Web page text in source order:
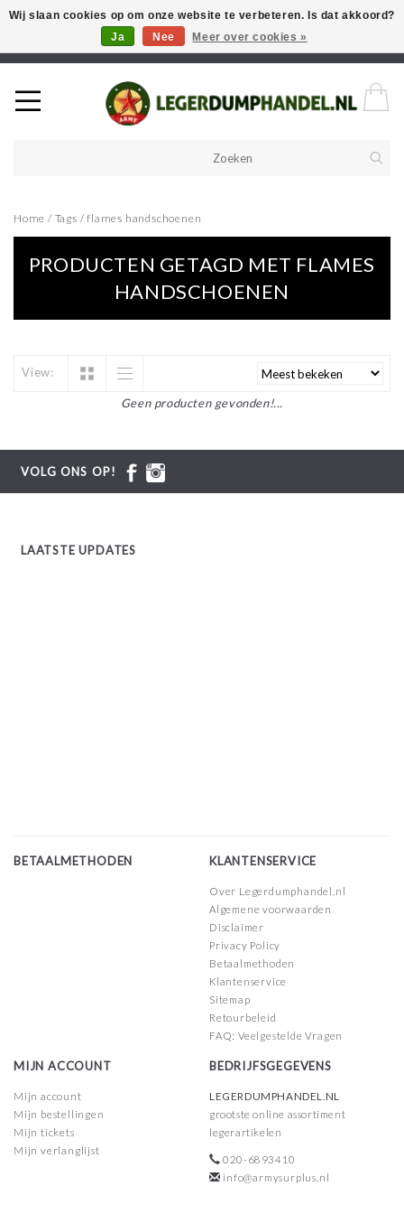
Welkom in onze webshop! Als u een product zoekt en deze niet kan
vinden in de webwinkel, neem vooral contact op!
Home / Tags /flames handschoenen
PRODUCTEN GETAGD MET FLAMES
HANDSCHOENEN
View:
Geen producten gevonden!...
VOLG ONS OP!
LAATSTE UPDATES
BETAALMETHODEN KLANTENSERVICE
Over Legerdumphandel.nl
Algemene voorwaarden
Disclaimer
Privacy Policy
Betaalmethoden
Klantenservice
Sitemap
Retourbeleid
FAQ: Veelgestelde Vragen
MIJN ACCOUNT
Mijn account
Mijn bestellingen
Mijn tickets
Mijn verlanglijst
BEDRIJFSGEGEVENS
LEGERDUMPHANDEL.NL
grootste online assortiment
legerartikelen
020-6893410
info@armysurplus.nl
Wij slaan cookies op om onze website te verbeteren. Is dat akkoord?
Ja
Nee Meer over cookies »